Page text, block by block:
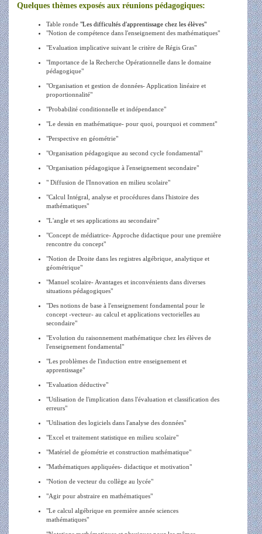
Quelques thèmes exposés aux réunions pédagogiques:
Table ronde "Les difficultés d'apprentissage chez les élèves"
"Notion de compétence dans l'enseignement des mathématiques"
"Evaluation implicative suivant le critère de Régis Gras"
"Importance de la Recherche Opérationnelle dans le domaine
pédagogique"
"Organisation et gestion de données- Application linéaire et
proportionnalité"
"Probabilité conditionnelle et indépendance"
"Le dessin en mathématique- pour quoi, pourquoi et comment"
"Perspective en géométrie"
"Organisation pédagogique au second cycle fondamental"
"Organisation pédagogique à l'enseignement secondaire"
" Diffusion de l'Innovation en milieu scolaire"
"Calcul Intégral, analyse et procédures dans l'histoire des
mathématiques"
"L'angle et ses applications au secondaire"
"Concept de médiatrice- Approche didactique pour une première
rencontre du concept"
"Notion de Droite dans les registres algébrique, analytique et
géométrique"
"Manuel scolaire- Avantages et inconvénients dans diverses
situations pédagogiques"
"Des notions de base à l'enseignement fondamental pour le
concept -vecteur- au calcul et applications vectorielles au
secondaire"
"Evolution du raisonnement mathématique chez les élèves de
l'enseignement fondamental"
"Les problèmes de l'induction entre enseignement et
apprentissage"
"Evaluation déductive"
"Utilisation de l'implication dans l'évaluation et classification des
erreurs"
"Utilisation des logiciels dans l'analyse des données"
"Excel et traitement statistique en milieu scolaire"
"Matériel de géométrie et construction mathématique"
"Mathématiques appliquées- didactique et motivation"
"Notion de vecteur du collège au lycée"
"Agir pour abstraire en mathématiques"
"Le calcul algébrique en première année sciences
mathématiques"